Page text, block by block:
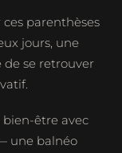
ces parenthèses
jours, une
de se retrouver
bien-être avec
une balnéo